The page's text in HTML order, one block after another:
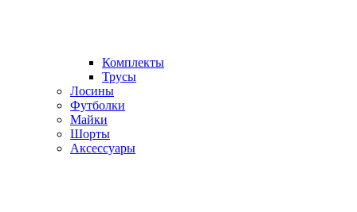
Комплекты
Трусы
Лосины
Футболки
Майки
Шорты
Аксессуары